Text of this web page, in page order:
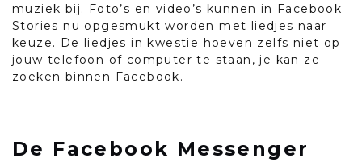
muziek bij. Foto’s en video’s kunnen in Facebook
Stories nu opgesmukt worden met liedjes naar
keuze. De liedjes in kwestie hoeven zelfs niet op
jouw telefoon of computer te staan, je kan ze
zoeken binnen Facebook.
De Facebook Messenger